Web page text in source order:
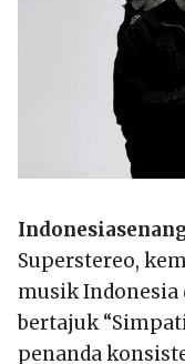
Superstereo,
musik
bertajuk
penanda